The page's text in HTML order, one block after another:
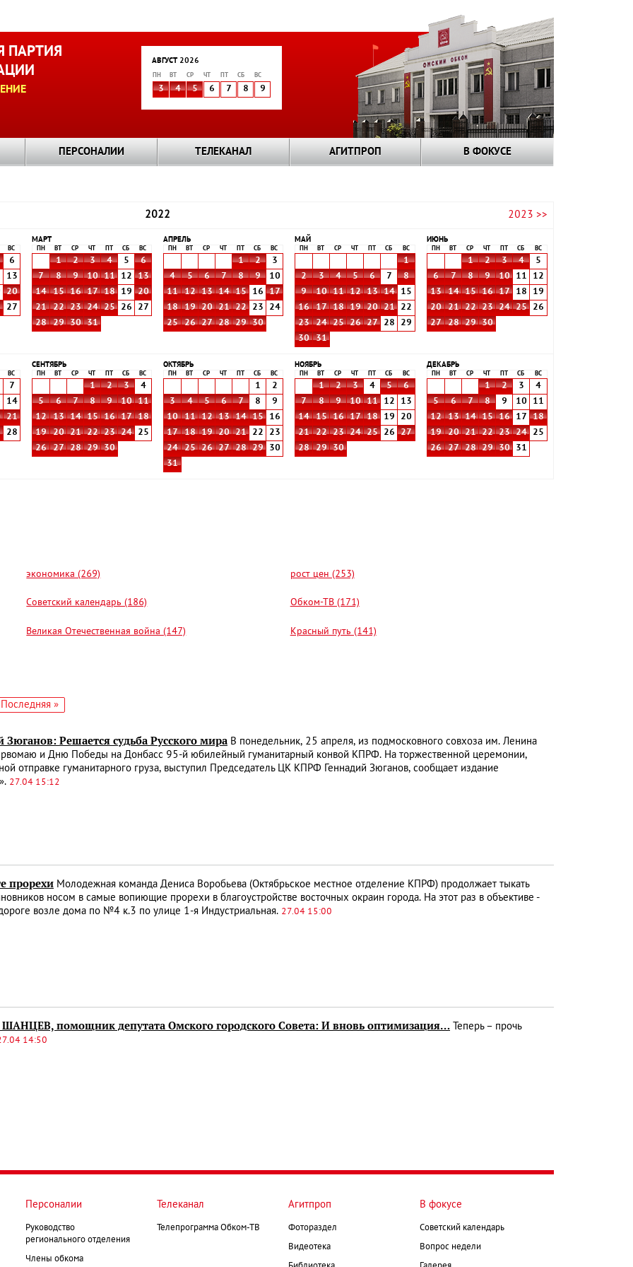
ПАРТИЯ
АВГУСТ 2026
ПН ВТ СР ЧТ СБ ВС
3 4 5 6 7 8 9
ПЕРСОНАЛИИ ТЕЛЕКАНАЛ АГИТПРОП В ФОКУСЕ
2022 2023 >>
ВС
6
13
20
27
МАРТ
ПН ВТ СР ЧТ СБ ВС
1 2 3 4 5
6
7
8 9 10 11 12
13
14
15 16 17 18 19
20
21
22 23 24 25 26
27
28
29 30 31
АПРЕЛЬ
ПН ВТ СР ЧТ СБ ВС
1 2
3
4
5 6 7 8 9
10
11
12 13 14 15 16
17
18
19 20 21 22 23
24
25
26 27 28 29 30
МАЙ
ПН ВТ СР ЧТ СБ ВС
1
2
3 4 5 6 7
8
9
10 11 12 13 14
15
16
17 18 19 20 21
22
23
24 25 26 27 28
29
30
31
ИЮНЬ
ПН ВТ СР ЧТ СБ ВС
1 2 3 4
5
6
7 8 9 10 11
12
13
14 15 16 17 18
19
20
21 22 23 24 25
26
27
28 29 30
ВС
7
14
21
28
СЕНТЯБРЬ
ПН ВТ СР ЧТ СБ ВС
1 2 3
4
5
6 7 8 9 10
11
12
13 14 15 16 17
18
19
20 21 22 23 24
25
26
27 28 29 30
ОКТЯБРЬ
ПН ВТ СР ЧТ СБ ВС
1
2
3
4 5 6 7 8
9
10
11 12 13 14 15
16
17
18 19 20 21 22
23
24
25 26 27 28 29
30
31
НОЯБРЬ
ПН ВТ СР ЧТ СБ ВС
1 2 3 4 5
6
7
8 9 10 11 12
13
14
15 16 17 18 19
20
21
22 23 24 25 26
27
28
29 30
ДЕКАБРЬ
ПН ВТ СР ЧТ СБ ВС
1 2 3
4
5
6 7 8 9 10
11
12
13 14 15 16 17
18
19
20 21 22 23 24
25
26
27 28 29 30 31
экономика (269) рост цен (253)
Советский календарь (186) Обком-ТВ (171)
Великая Отечественная война (147) Красный путь (141)
Последняя
Последняя »
Зюганов: Решается судьба Русского мира В понедельник, 25 апреля, из подмосковного совхоза им. Ленина
и Дню Победы на Донбасс 95-й юбилейный гуманитарный конвой КПРФ. На торжественной церемонии,
отправке гуманитарного груза, выступил Председатель ЦК КПРФ Геннадий Зюганов, сообщает издание
27.04 15:12
прорехи Молодежная команда Дениса Воробьева (Октябрьское местное отделение КПРФ) продолжает тыкать
носом в самые вопиющие прорехи в благоустройстве восточных окраин города. На этот раз в объективе -
возле дома по №4 к.3 по улице 1-я Индустриальная. 27.04 15:00
помощник депутата Омского городского Совета: И вновь оптимизация… Теперь – прочь
14:50
Персоналии
Руководство
регионального отделения
Члены обкома
Телеканал
Телепрограмма Обком-ТВ
Агитпроп
Фотораздел
Видеотека
В фокусе
Советский календарь
Вопрос недели